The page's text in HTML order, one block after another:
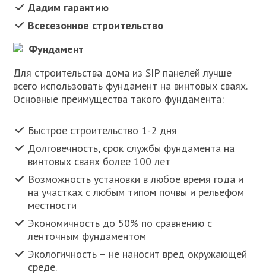
Дадим гарантию
Всесезонное строительство
Фундамент
Для строительства дома из SIP панелей лучше
всего использовать фундамент на винтовых сваях.
Основные преимущества такого фундамента:
Быстрое строительство 1-2 дня
Долговечность, срок службы фундамента на
винтовых сваях более 100 лет
Возможность установки в любое время года и
на участках с любым типом почвы и рельефом
местности
Экономичность до 50% по сравнению с
ленточным фундаментом
Экoлогичность – не наносит вред окружающей
среде.